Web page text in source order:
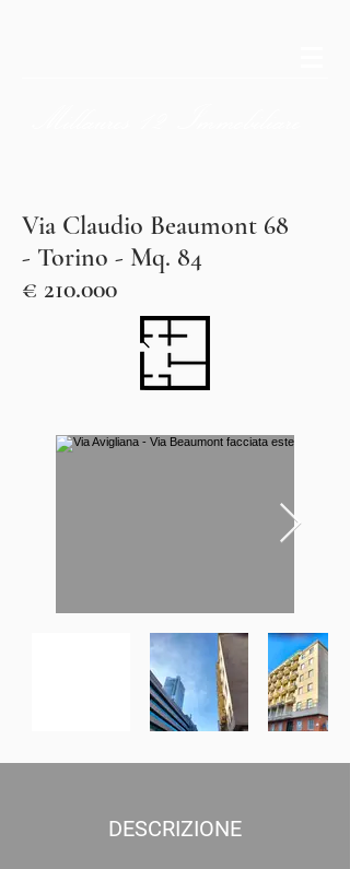
Via Claudio Beaumont 68
- Torino - Mq. 84
€ 210.000
DESCRIZIONE